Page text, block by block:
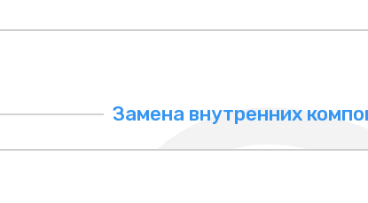
Замена внутренних